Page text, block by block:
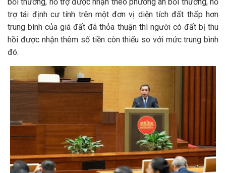
trợ tái định cư tính trên một đơn vị diện tích đất thấp hơn
trung bình của giá đất đã thỏa thuận thì người có đất bị thu
hồi được nhận thêm số tiền còn thiếu so với mức trung bình
đó.